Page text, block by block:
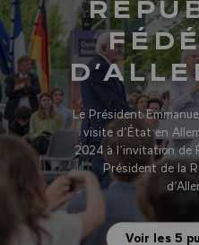
Le Président
visite d’État en
2024 à l’invitation de
Président de la
Voir les 5